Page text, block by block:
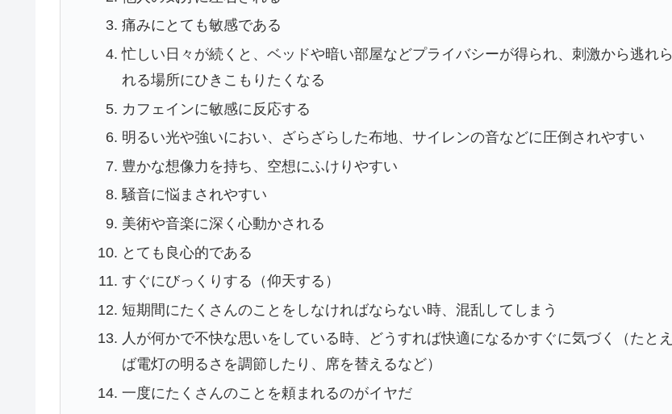
痛みにとても敏感である
忙しい日々が続くと、ベッドや暗い部屋などプライバシーが得られ、刺激から逃れら
れる場所にひきこもりたくなる
カフェインに敏感に反応する
明るい光や強いにおい、ざらざらした布地、サイレンの音などに圧倒されやすい
豊かな想像力を持ち、空想にふけりやすい
騒音に悩まされやすい
美術や音楽に深く心動かされる
とても良心的である
すぐにびっくりする（仰天する）
短期間にたくさんのことをしなければならない時、混乱してしまう
人が何かで不快な思いをしている時、どうすれば快適になるかすぐに気づく（たとえ
ば電灯の明るさを調節したり、席を替えるなど）
一度にたくさんのことを頼まれるのがイヤだ